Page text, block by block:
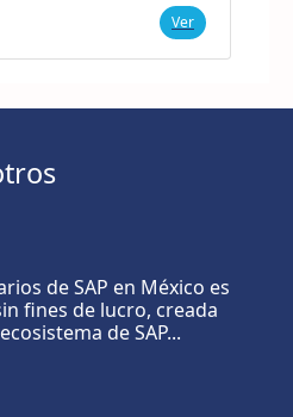
Ver
de SAP en México es
fines de lucro, creada
de SAP...